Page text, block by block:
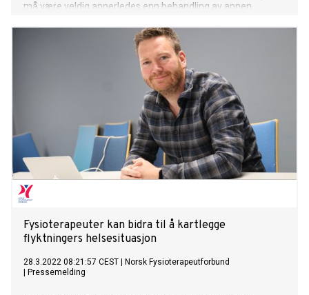
må være veldig annerledes enn behandling av annen
forskjeller, sier Johanna Unterhitzenberger, forsker ved
Katolische Universität Eichstätt-Ingolstadt.
Fysioterapeuter kan bidra til å kartlegge
flyktningers helsesituasjon
28.3.2022 08:21:57 CEST
Norsk Fysioterapeutforbund
Pressemelding